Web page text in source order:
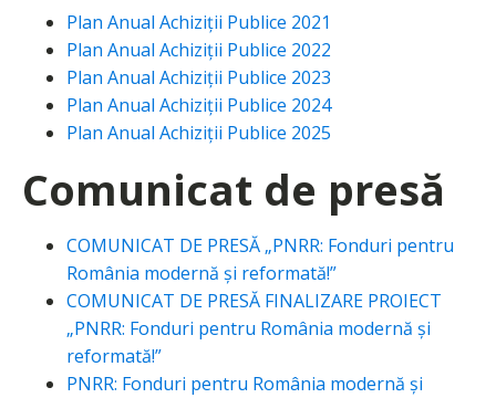
Plan Anual Achiziţii Publice 2021
Plan Anual Achiziţii Publice 2022
Plan Anual Achiziţii Publice 2023
Plan Anual Achiziţii Publice 2024
Plan Anual Achiziţii Publice 2025
Comunicat de presă
COMUNICAT DE PRESĂ „PNRR: Fonduri pentru
România modernă și reformată!”
COMUNICAT DE PRESĂ FINALIZARE PROIECT
„PNRR: Fonduri pentru România modernă și
reformată!”
PNRR: Fonduri pentru România modernă și